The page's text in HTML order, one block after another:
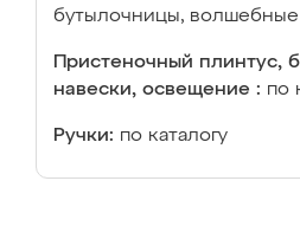
бутылочницы, волшебные
Пристеночный плинтус,
навески, освещение : по
Ручки: по каталогу